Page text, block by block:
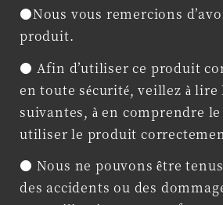
●Nous vous remercions
produit.
● Afin d’utiliser ce produit
en toute sécurité, veillez à lire
suivantes, à en comprendre
utiliser le produit
● Nous ne pouvons être
des accidents ou des